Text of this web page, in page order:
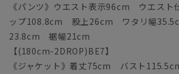
《パンツ》ウエスト表示96cm ウエス
ップ108.8cm 股上26cm ワタリ幅
23.8cm 裾幅21cm
【(180cm-2DROP)BE7】
《ジャケット》着丈75cm バスト